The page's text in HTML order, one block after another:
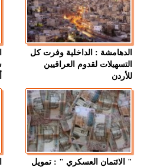
الدهامشة : الداخلية وفرت كل
التسهيلات لقدوم العراقيين
للأردن
" الائتمان العسكري " : تمويل